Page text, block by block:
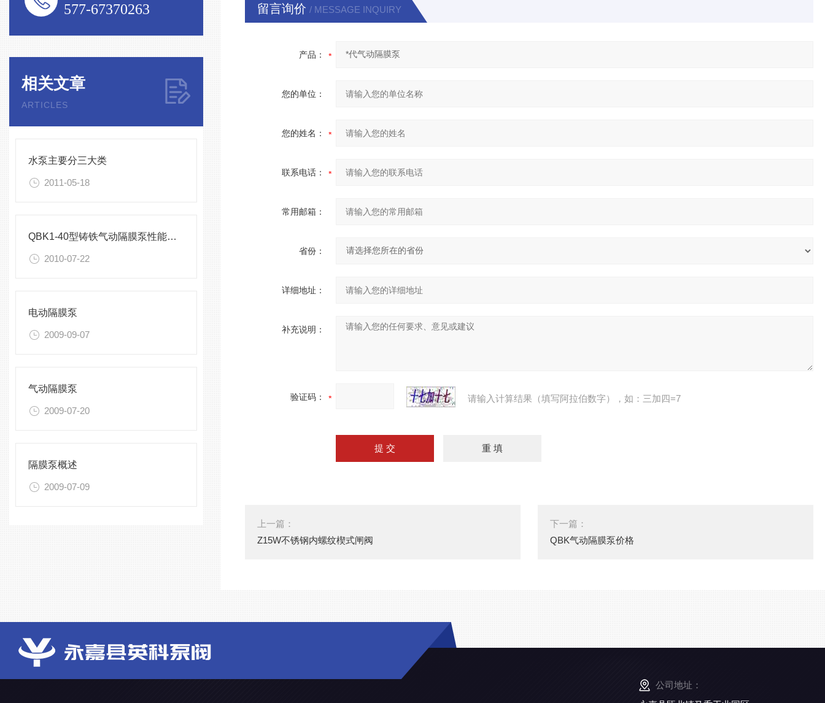
577-67370263
相关文章
ARTICLES
水泵主要分三大类
2011-05-18
QBK1-40型铸铁气动隔膜泵性能参数
2010-07-22
电动隔膜泵
2009-09-07
气动隔膜泵
2009-07-20
隔膜泵概述
2009-07-09
留言询价 / MESSAGE INQUIRY
产品：
您的单位：
您的姓名：
联系电话：
常用邮箱：
省份：
详细地址：
补充说明：
验证码： 请输入计算结果（填写阿拉伯数字），如：三加四=7
上一篇：
Z15W不锈钢内螺纹楔式闸阀
下一篇：
QBK气动隔膜泵价格
公司地址：